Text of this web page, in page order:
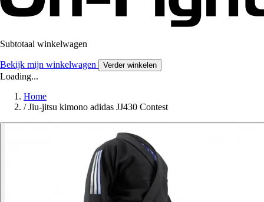
Subtotaal winkelwagen
Bekijk mijn winkelwagen Verder winkelen
Loading...
Home
/ Jiu-jitsu kimono adidas JJ430 Contest